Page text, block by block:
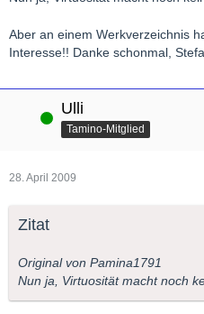
Aber an einem Werkverzeichnis
Interesse!! Danke schonmal,
Online Ulli
Tamino-Mitglied
28. April 2009
Zitat
Original von Pamina1791
Nun ja, Virtuosität macht noch